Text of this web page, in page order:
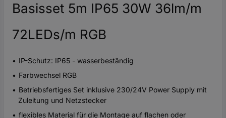
Basisset 5m IP65 30W 36lm/m
72LEDs/m RGB
IP-Schutz: IP65 - wasserbeständig
Farbwechsel RGB
Betriebsfertiges Set inklusive 230/24V Power Supply mit
Zuleitung und Netzstecker
flexibles Material für die Montage auf flachen oder